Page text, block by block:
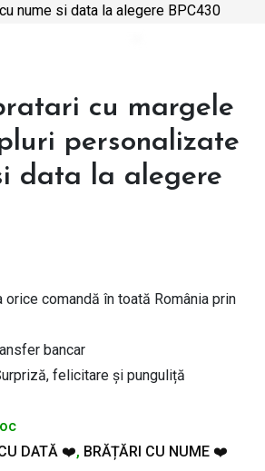
nume si data la alegere BPC430
cu margele
personalizate
data la alegere
orice comandă în toată România prin
bancar
felicitare și punguliță
DATĂ ❤️, BRĂȚĂRI CU NUME ❤️